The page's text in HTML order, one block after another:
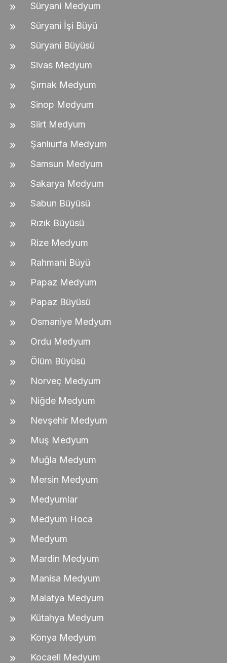
Süryani Medyum
Süryani İşi Büyü
Süryani Büyüsü
Sivas Medyum
Şırnak Medyum
Sinop Medyum
Siirt Medyum
Şanlıurfa Medyum
Samsun Medyum
Sakarya Medyum
Sabun Büyüsü
Rızık Büyüsü
Rize Medyum
Rahmani Büyü
Papaz Medyum
Papaz Büyüsü
Osmaniye Medyum
Ordu Medyum
Ölüm Büyüsü
Norveç Medyum
Niğde Medyum
Nevşehir Medyum
Muş Medyum
Muğla Medyum
Mersin Medyum
Medyumlar
Medyum Hoca
Medyum
Mardin Medyum
Manisa Medyum
Malatya Medyum
Kütahya Medyum
Konya Medyum
Kocaeli Medyum